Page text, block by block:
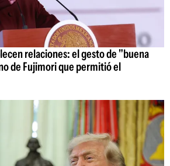
relaciones: el gesto de "buena
de Fujimori que permitió el